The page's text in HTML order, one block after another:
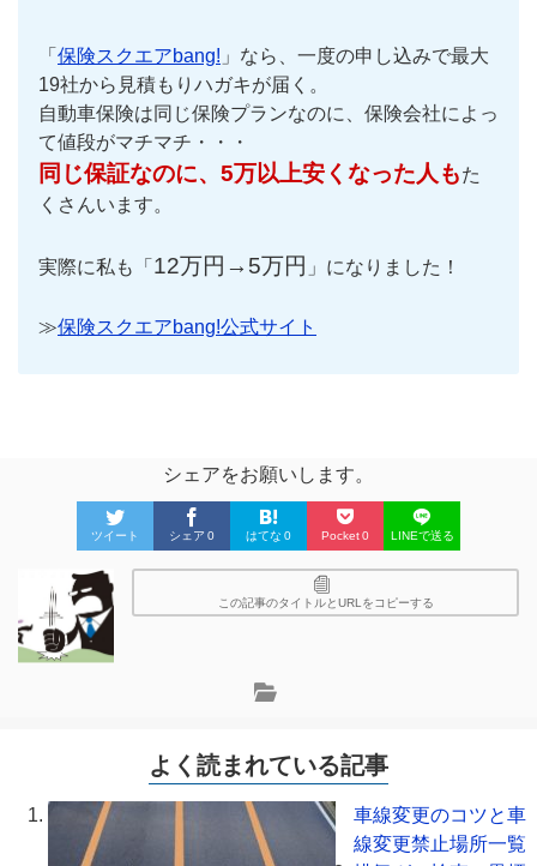
「 保険スクエアbang! 」なら、一度の申し込みで最大
19社から見積もりハガキが届く。
自動車保険は同じ保険プランなのに、保険会社によっ
て値段がマチマチ・・・
同じ保証なのに、5万以上安くなった人もた
くさんいます。
実際に私も「 12万円→5万円 」になりました！
≫保険スクエアbang!公式サイト
シェアをお願いします。
ツイート シェア 0 はてな 0 Pocket0 LINEで送る
この記事のタイトルとURLをコピーする
よく読まれている記事
車線変更のコツと車
線変更禁止場所一覧